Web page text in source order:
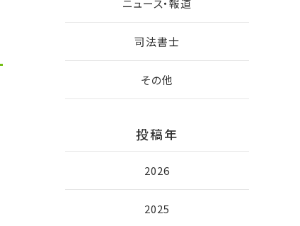
ニュース・報道
司法書士
その他
投稿年
2026
2025